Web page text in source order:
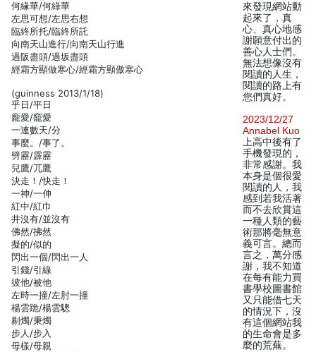
何緣華/何綠華
左思可想/左思右想
臨終所托/臨終所託
向南天山進行/向南天山行進
過阪盡頭/過坂盡頭
經霜方顯做寒心/經霜方顯傲寒心
(guinness 2013/1/18)
乎日/平日
龐愛/竉愛
一連數天/分
事麼。/事了。
劈靂/霹靂
兒鷹/兀鷹
決走！/快走！
一神/一伸
紅中/紅巾
井沒有/並沒有
佛然/拂然
擬的/似的
閃出一個/閃出一人
引錢/引線
彼他/被他
左時一撞/左肘一撞
楊雲跪/楊雲驄
剔燭/秉燭
步人/步入
母樣/母親
來發現網站動
起來了，真
心、真心地感
謝願意付出的
善心人士們。
無法想像沒有
閱讀的人生，
閱讀的路上有
您們真好。
2023/12/27
Annabel Kuo
上高中後有了
手機發現的，
非常感謝。我
本身是個很愛
閱讀的人，我
感到若我活著
而不去欣賞這
一種人類的藝
術那將毫無意
義可言。總而
言之，萬分感
謝，我不知道
在每有能力買
書學校圖書館
又只能借七天
的情況下，沒
有這個網站我
的生命會是多
麼的荒蕪。